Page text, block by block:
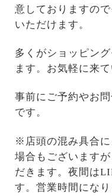
意しておりますの
いただけます。
多くがショッピン
ます。お気軽に来
事前にご予約やお
です。
※店頭の混み具合
場合もございます
だきます。夜間は
す。営業時間にな